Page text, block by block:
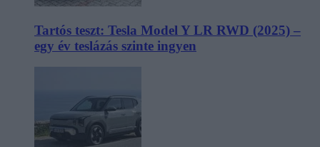
Tartós teszt: Tesla Model Y LR RWD (2025) –
egy év teslázás szinte ingyen